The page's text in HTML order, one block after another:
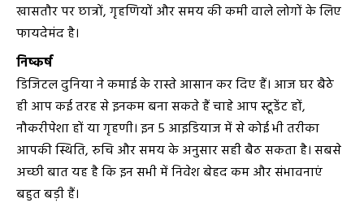
खासतौर पर छात्रों, गृहणियों और समय की कमी वाले लोगों के लिए
फायदेमंद है।
निष्कर्ष
डिजिटल दुनिया ने कमाई के रास्ते आसान कर दिए हैं। आज घर बैठे
ही आप कई तरह से इनकम बना सकते हैं चाहे आप स्टूडेंट हों,
नौकरीपेशा हों या गृहणी। इन 5 आइडियाज में से कोई भी तरीका
आपकी स्थिति, रुचि और समय के अनुसार सही बैठ सकता है। सबसे
अच्छी बात यह है कि इन सभी में निवेश बेहद कम और संभावनाएं
बहुत बड़ी हैं।